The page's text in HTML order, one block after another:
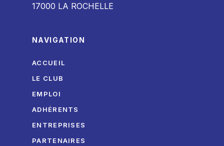
17000 LA ROCHELLE
NAVIGATION
ACCUEIL
LE CLUB
EMPLOI
ADHÉRENTS
ENTREPRISES
PARTENAIRES